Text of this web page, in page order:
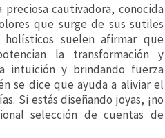
cautivadora, conocida
que surge de sus sutiles
holísticos suelen afirmar que
la transformación y
intuición y brindando fuerza
se dice que ayuda a aliviar el
Si estás diseñando joyas, ¡no
selección de cuentas de